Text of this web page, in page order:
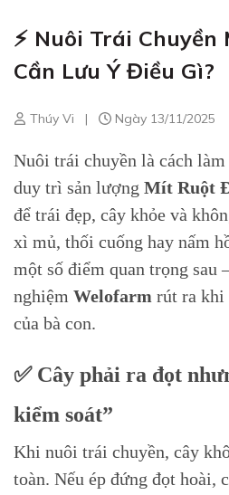
⚡ Nuôi Trái
Cần Lưu Ý Điều Gì?
Thúy Vi | Ngày 13/11/2025
Nuôi trái chuyền là cách làm
duy trì sản lượng Mít Ruột
để trái đẹp, cây khỏe và
xì mủ, thối cuống hay nấm
một số điểm quan trọng sau
nghiệm Welofarm rút ra khi
của bà con.
✅ Cây phải ra đọt
kiểm soát”
Khi nuôi trái chuyền, cây
toàn. Nếu ép đứng đọt hoài,